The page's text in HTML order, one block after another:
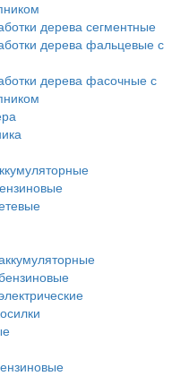
дерева сегментные
дерева фальцевые с
дерева фасочные с